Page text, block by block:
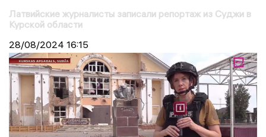
Латвийские журналисты записали репортаж из Суджи в
Курской области
28/08/2024 16:15